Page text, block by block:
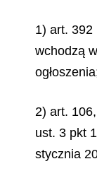
1) art. 392
wchodzą
2) art.
ust. 3 pkt
stycznia